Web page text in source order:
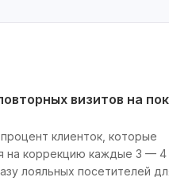
визитов на
клиенток, которые
на коррекцию каждые 3 — 4
лояльных посетителей